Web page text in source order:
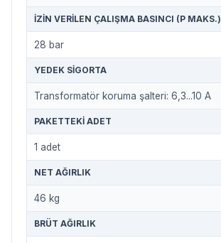
İZIN VERILEN ÇALIŞMA BASINCI (P MAKS.)
28 bar
YEDEK SIGORTA
Transformatör koruma şalteri: 6,3...10 A
PAKETTEKI ADET
1 adet
NET AĞIRLIK
46 kg
BRÜT AĞIRLIK